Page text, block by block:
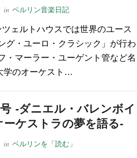
in ベルリン音楽日記
ェルトハウスでは世界のユース
グ・ユーロ・クラシック」が行わ
・マーラー・ユーゲント管など名
学のオーケスト…
号 -ダニエル・バレンボイ
ーケストラの夢を語る-
in ベルリンを「読む」